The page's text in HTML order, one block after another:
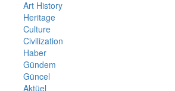
Art History
Heritage
Culture
Civilization
Haber
Gündem
Güncel
Aktüel